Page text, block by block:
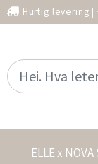
Hurtig levering |
ELLE x NOVA